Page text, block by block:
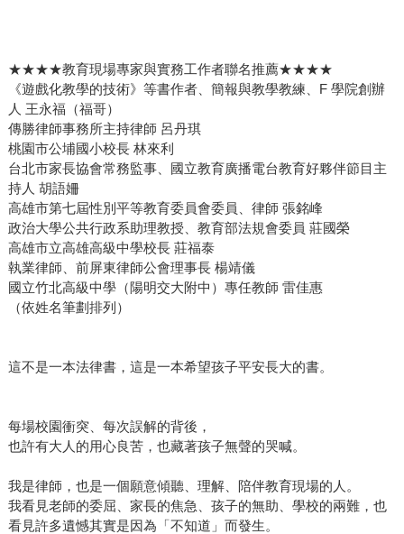
★★★★教育現場專家與實務工作者聯名推薦★★★★
《遊戲化教學的技術》等書作者、簡報與教學教練、F 學院創辦
人 王永福（福哥）
傳勝律師事務所主持律師 呂丹琪
桃園市公埔國小校長 林來利
台北市家長協會常務監事、國立教育廣播電台教育好夥伴節目主
持人 胡語姍
高雄市第七屆性別平等教育委員會委員、律師 張銘峰
政治大學公共行政系助理教授、教育部法規會委員 莊國榮
高雄市立高雄高級中學校長 莊福泰
執業律師、前屏東律師公會理事長 楊靖儀
國立竹北高級中學（陽明交大附中）專任教師 雷佳惠
（依姓名筆劃排列）
這不是一本法律書，這是一本希望孩子平安長大的書。
每場校園衝突、每次誤解的背後，
也許有大人的用心良苦，也藏著孩子無聲的哭喊。
我是律師，也是一個願意傾聽、理解、陪伴教育現場的人。
我看見老師的委屈、家長的焦急、孩子的無助、學校的兩難，也
看見許多遺憾其實是因為「不知道」而發生。